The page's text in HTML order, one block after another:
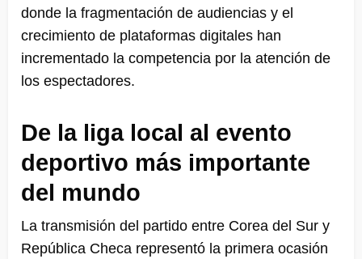
donde la fragmentación de audiencias y el
crecimiento de plataformas digitales han
incrementado la competencia por la atención de
los espectadores.
De la liga local al evento
deportivo más importante
del mundo
La transmisión del partido entre Corea del Sur y
República Checa representó la primera ocasión